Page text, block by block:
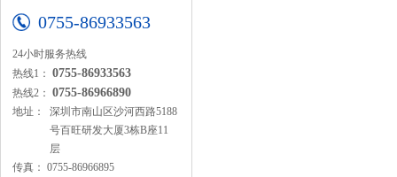
0755-86933563
24小时服务热线
热线1： 0755-86933563
热线2： 0755-86966890
地址：
深圳市南山区沙河西路5188
号百旺研发大厦3栋B座11
层
传真： 0755-86966895